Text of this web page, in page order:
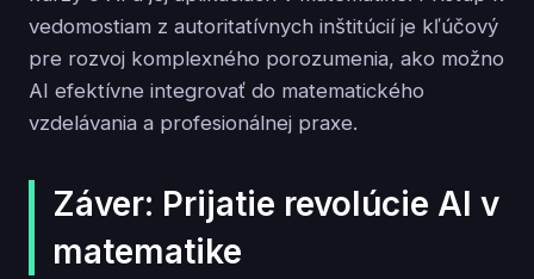
vedomostiam z autoritatívnych inštitúcií je kľúčový
pre rozvoj komplexného porozumenia, ako možno
AI efektívne integrovať do matematického
vzdelávania a profesionálnej praxe.
Záver: Prijatie revolúcie AI v
matematike